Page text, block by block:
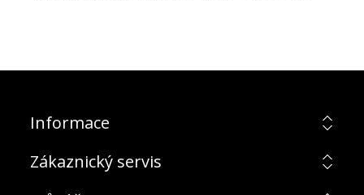
Informace
Zákaznický servis